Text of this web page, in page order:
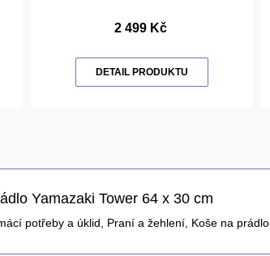
2 499 Kč
DETAIL PRODUKTU
Yamazaki Tower 64 x 30 cm
potřeby a úklid, Praní a žehlení, Koše na prádlo